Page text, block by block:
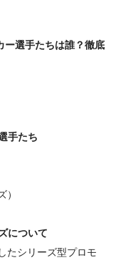
ー選手たちは誰？徹底
手たち
について
たシリーズ型プロモ